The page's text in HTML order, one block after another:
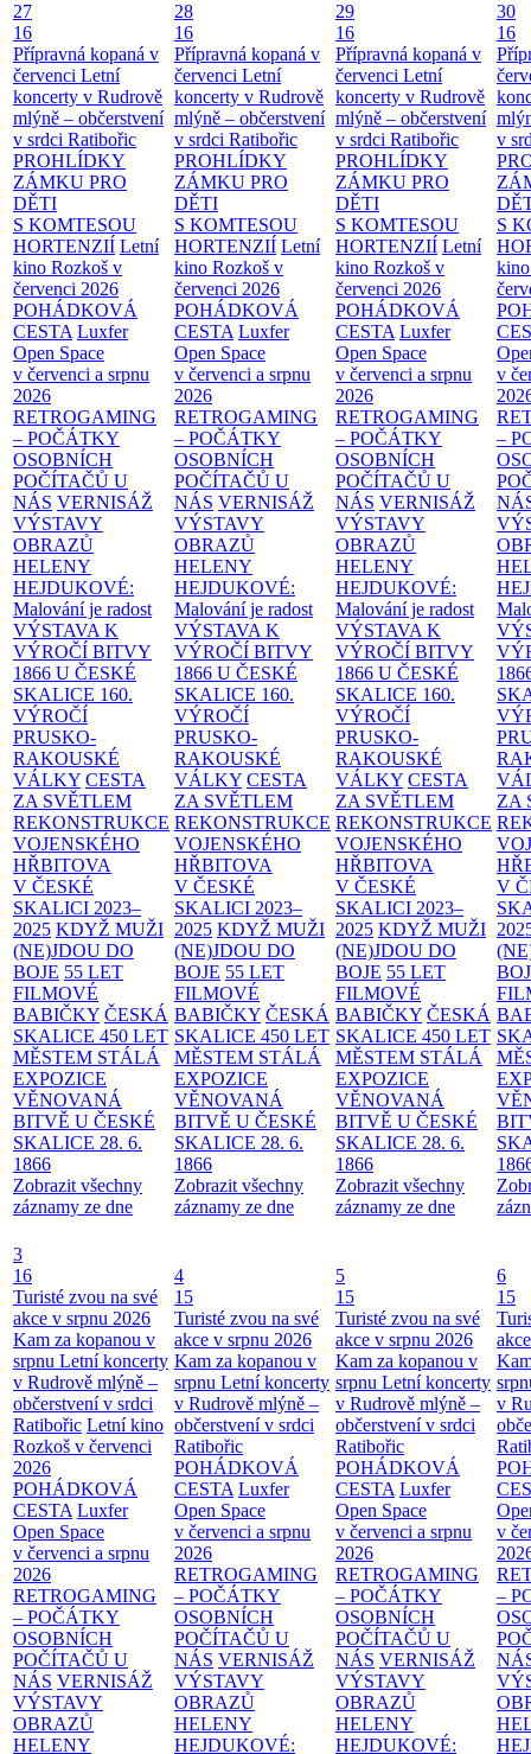
27
16
Přípravná kopaná v
červenci Letní
koncerty v Rudrově
mlýně – občerstvení
v srdci Ratibořic
PROHLÍDKY
ZÁMKU PRO
DĚTI
S KOMTESOU
HORTENZIÍ Letní
kino Rozkoš v
červenci 2026
POHÁDKOVÁ
CESTA Luxfer
Open Space
v červenci a srpnu
2026
RETROGAMING
– POČÁTKY
OSOBNÍCH
POČÍTAČŮ U
NÁS VERNISÁŽ
VÝSTAVY
OBRAZŮ
HELENY
HEJDUKOVÉ:
Malování je radost
VÝSTAVA K
VÝROČÍ BITVY
1866 U ČESKÉ
SKALICE 160.
VÝROČÍ
PRUSKO-
RAKOUSKÉ
VÁLKY CESTA
ZA SVĚTLEM
REKONSTRUKCE
VOJENSKÉHO
HŘBITOVA
V ČESKÉ
SKALICI 2023–
2025 KDYŽ MUŽI
(NE)JDOU DO
BOJE 55 LET
FILMOVÉ
BABIČKY ČESKÁ
SKALICE 450 LET
MĚSTEM STÁLÁ
EXPOZICE
VĚNOVANÁ
BITVĚ U ČESKÉ
SKALICE 28. 6.
1866
Zobrazit všechny
záznamy ze dne
28
16
Přípravná kopaná v
červenci Letní
koncerty v Rudrově
mlýně – občerstvení
v srdci Ratibořic
PROHLÍDKY
ZÁMKU PRO
DĚTI
S KOMTESOU
HORTENZIÍ Letní
kino Rozkoš v
červenci 2026
POHÁDKOVÁ
CESTA Luxfer
Open Space
v červenci a srpnu
2026
RETROGAMING
– POČÁTKY
OSOBNÍCH
POČÍTAČŮ U
NÁS VERNISÁŽ
VÝSTAVY
OBRAZŮ
HELENY
HEJDUKOVÉ:
Malování je radost
VÝSTAVA K
VÝROČÍ BITVY
1866 U ČESKÉ
SKALICE 160.
VÝROČÍ
PRUSKO-
RAKOUSKÉ
VÁLKY CESTA
ZA SVĚTLEM
REKONSTRUKCE
VOJENSKÉHO
HŘBITOVA
V ČESKÉ
SKALICI 2023–
2025 KDYŽ MUŽI
(NE)JDOU DO
BOJE 55 LET
FILMOVÉ
BABIČKY ČESKÁ
SKALICE 450 LET
MĚSTEM STÁLÁ
EXPOZICE
VĚNOVANÁ
BITVĚ U ČESKÉ
SKALICE 28. 6.
1866
Zobrazit všechny
záznamy ze dne
29
16
Přípravná kopaná v
červenci Letní
koncerty v Rudrově
mlýně – občerstvení
v srdci Ratibořic
PROHLÍDKY
ZÁMKU PRO
DĚTI
S KOMTESOU
HORTENZIÍ Letní
kino Rozkoš v
červenci 2026
POHÁDKOVÁ
CESTA Luxfer
Open Space
v červenci a srpnu
2026
RETROGAMING
– POČÁTKY
OSOBNÍCH
POČÍTAČŮ U
NÁS VERNISÁŽ
VÝSTAVY
OBRAZŮ
HELENY
HEJDUKOVÉ:
Malování je radost
VÝSTAVA K
VÝROČÍ BITVY
1866 U ČESKÉ
SKALICE 160.
VÝROČÍ
PRUSKO-
RAKOUSKÉ
VÁLKY CESTA
ZA SVĚTLEM
REKONSTRUKCE
VOJENSKÉHO
HŘBITOVA
V ČESKÉ
SKALICI 2023–
2025 KDYŽ MUŽI
(NE)JDOU DO
BOJE 55 LET
FILMOVÉ
BABIČKY ČESKÁ
SKALICE 450 LET
MĚSTEM STÁLÁ
EXPOZICE
VĚNOVANÁ
BITVĚ U ČESKÉ
SKALICE 28. 6.
1866
Zobrazit všechny
záznamy ze dne
30
16
v
S
v
–
ZA
V
3
16
Turisté zvou na své
akce v srpnu 2026
Kam za kopanou v
srpnu Letní koncerty
v Rudrově mlýně –
občerstvení v srdci
Ratibořic Letní kino
Rozkoš v červenci
2026
POHÁDKOVÁ
CESTA Luxfer
Open Space
v červenci a srpnu
2026
RETROGAMING
– POČÁTKY
OSOBNÍCH
POČÍTAČŮ U
NÁS VERNISÁŽ
VÝSTAVY
OBRAZŮ
HELENY
4
15
Turisté zvou na své
akce v srpnu 2026
Kam za kopanou v
srpnu Letní koncerty
v Rudrově mlýně –
občerstvení v srdci
Ratibořic
POHÁDKOVÁ
CESTA Luxfer
Open Space
v červenci a srpnu
2026
RETROGAMING
– POČÁTKY
OSOBNÍCH
POČÍTAČŮ U
NÁS VERNISÁŽ
VÝSTAVY
OBRAZŮ
HELENY
HEJDUKOVÉ:
5
15
Turisté zvou na své
akce v srpnu 2026
Kam za kopanou v
srpnu Letní koncerty
v Rudrově mlýně –
občerstvení v srdci
Ratibořic
POHÁDKOVÁ
CESTA Luxfer
Open Space
v červenci a srpnu
2026
RETROGAMING
– POČÁTKY
OSOBNÍCH
POČÍTAČŮ U
NÁS VERNISÁŽ
VÝSTAVY
OBRAZŮ
HELENY
HEJDUKOVÉ:
6
15
v
v
–